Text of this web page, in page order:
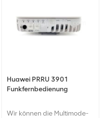
Huawei PRRU 3901
Funkfernbedienung
Wir können die Multimode-